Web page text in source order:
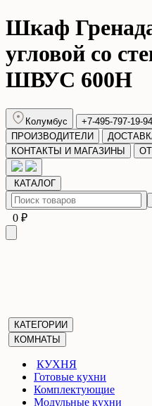
Шкаф
угловой со
ШВУС 600Н
Колумбус
+7-495-797-19-94
ПРОИЗВОДИТЕЛИ
КОНТАКТЫ И МАГАЗИНЫ
КАТАЛОГ
0 ₽
КАТЕГОРИИ
КОМНАТЫ
КУХНЯ
Готовые кухни
Комплектующие
Модульные кухни